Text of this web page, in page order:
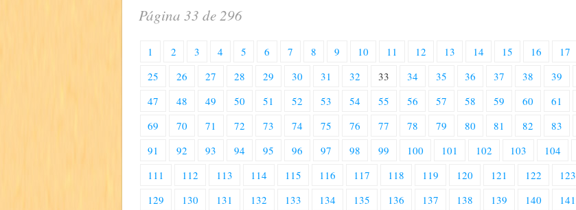
Página 33 de 296
1 2 3 4 5 6 7 8 9 10 11 12 13 14 15 16 17
25
26 27 28 29 30 31 32 33 34 35 36 37 38 39
47
48 49 50 51 52 53 54 55 56 57 58 59 60 61
69
70 71 72 73 74 75 76 77 78 79 80 81 82 83
91
92 93 94 95 96 97 98 99 100 101 102 103 104
111
112 113 114 115 116 117 118 119 120 121 122 123
129
130 131 132 133 134 135 136 137 138 139 140 141